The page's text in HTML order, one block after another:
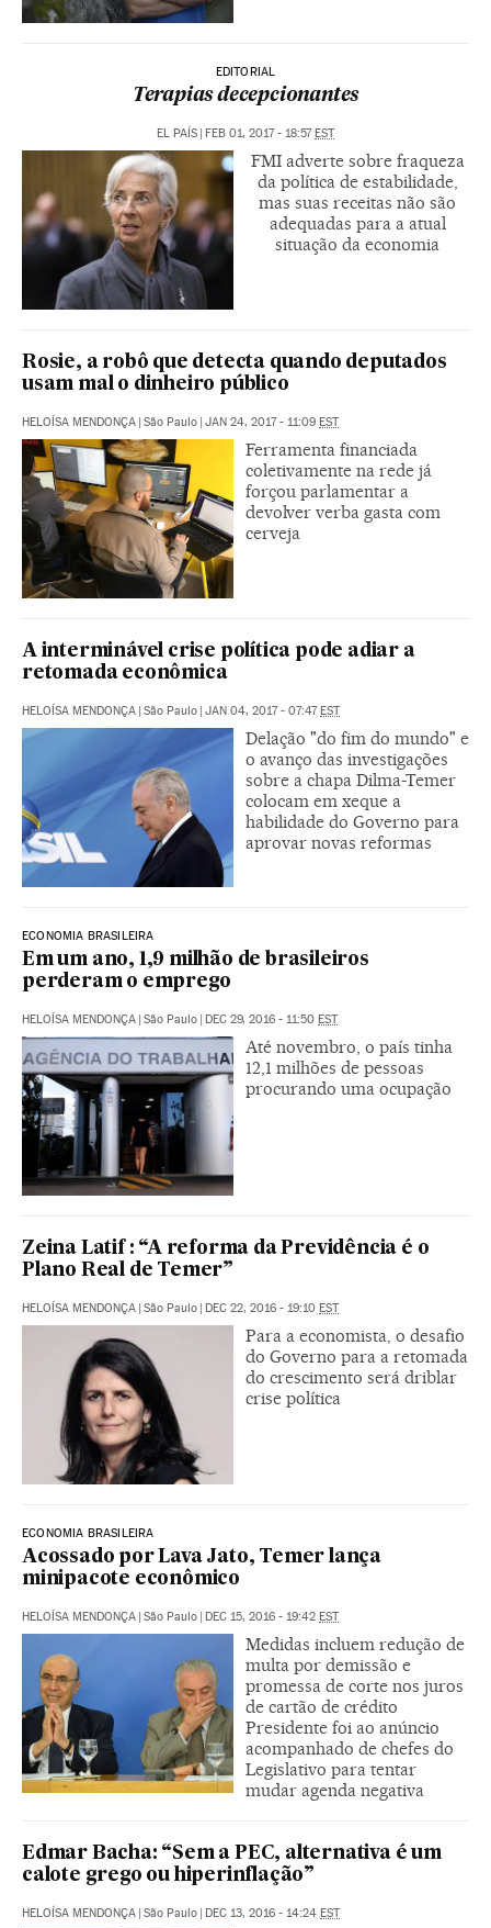
EDITORIAL
Terapias decepcionantes
EL PAÍS | FEB 01, 2017 - 18:57EST
FMI adverte sobre fraqueza
da política de estabilidade,
mas suas receitas não são
adequadas para a atual
situação da economia
Rosie, a robô que detecta quando deputados
usam mal o dinheiro público
HELOÍSA MENDONÇA | São Paulo | JAN 24, 2017 - 11:09 EST
Ferramenta financiada
coletivamente na rede já
forçou parlamentar a
devolver verba gasta com
cerveja
A interminável crise política pode adiar a
retomada econômica
HELOÍSA MENDONÇA | São Paulo | JAN 04, 2017 - 07:47EST
Delação "do fim do mundo" e
o avanço das investigações
sobre a chapa Dilma-Temer
colocam em xeque a
habilidade do Governo para
aprovar novas reformas
ECONOMIA BRASILEIRA
Em um ano, 1,9 milhão de brasileiros
perderam o emprego
HELOÍSA MENDONÇA | São Paulo | DEC 29, 2016 - 11:50 EST
Até novembro, o país tinha
12,1 milhões de pessoas
procurando uma ocupação
Zeina Latif : “A reforma da Previdência é o
Plano Real de Temer”
HELOÍSA MENDONÇA | São Paulo | DEC 22, 2016 - 19:10 EST
Para a economista, o desafio
do Governo para a retomada
do crescimento será driblar
crise política
ECONOMIA BRASILEIRA
Acossado por Lava Jato, Temer lança
minipacote econômico
HELOÍSA MENDONÇA | São Paulo | DEC 15, 2016 - 19:42 EST
Medidas incluem redução de
multa por demissão e
promessa de corte nos juros
de cartão de crédito
Presidente foi ao anúncio
acompanhado de chefes do
Legislativo para tentar
mudar agenda negativa
Edmar Bacha: “Sem a PEC, alternativa é um
calote grego ou hiperinflação”
HELOÍSA MENDONÇA | São Paulo | DEC 13, 2016 - 14:24 EST